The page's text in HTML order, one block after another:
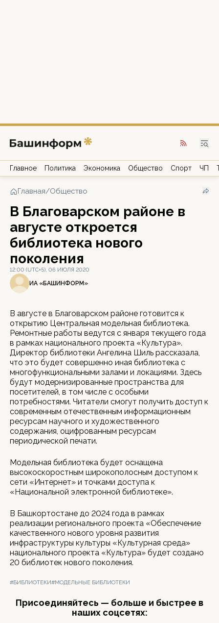
Главное Политика Экономика Общество Спорт ЧП
Главная/Общество
В Благоварском районе в
августе откроется
библиотека нового
поколения
12:00 (UTC+5), 06 ИЮЛЯ 2020
ИА «БАШИНФОРМ»
В августе в Благоварском районе готовится к
открытию Центральная модельная библиотека.
Ремонтные работы ведутся с января текущего года
в рамках национального проекта «Культура».
Директор библиотеки Ангелина Шиль рассказала,
что это будет совершенно иная библиотека с
многофункциональными залами и локациями. Здесь
будут модернизированные пространства для
посетителей, в том числе с особыми
потребностями. Читатели смогут получить доступ к
современным отечественным информационным
ресурсам научного и художественного
содержания, оцифрованным ресурсам
периодической печати.
Модельная библиотека будет оснащена
высокоскоростным широкополосным доступом к
сети «Интернет» и точками доступа к
«Национальной электронной библиотеке».
В Башкортостане до 2024 года в рамках
реализации регионального проекта «Обеспечение
качественного нового уровня развития
инфраструктуры культуры «Культурная среда»
национального проекта «Культура» будет создано
20 библиотек нового поколения.
#БИБЛИОТЕКИ#МОДЕЛЬНЫЕ БИБЛИОТЕКИ
Присоединяйтесь — больше и быстрее в
наших соцсетях: